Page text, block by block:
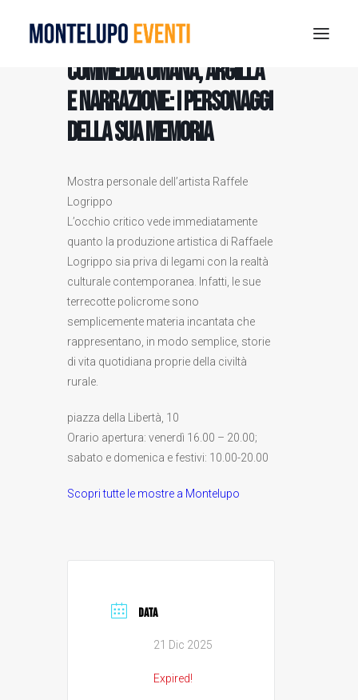
MONTELUPO SPORT DAYS 2026
ESTATE A MONTELUPO
DOVE MANGIARE
MUSEO DELLA CERAMICA
RICERCA
Commedia umana, argilla
e narrazione: i personaggi
della sua memoria
Mostra personale dell’artista Raffele
Logrippo
L’occhio critico vede immediatamente
quanto la produzione artistica di Raffaele
Logrippo sia priva di legami con la realtà
culturale contemporanea. Infatti, le sue
terrecotte policrome sono
semplicemente materia incantata che
rappresentano, in modo semplice, storie
di vita quotidiana proprie della civiltà
rurale.
piazza della Libertà, 10
Orario apertura: venerdì 16.00 – 20.00;
sabato e domenica e festivi: 10.00-20.00
Scopri tutte le mostre a Montelupo
DATA
21 Dic 2025
Expired!